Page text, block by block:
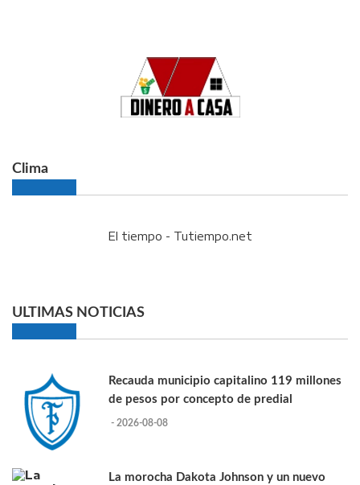
Clima
El tiempo - Tutiempo.net
ULTIMAS NOTICIAS
Recauda municipio capitalino 119 millones
de pesos por concepto de predial
- 2026-08-08
La morocha Dakota Johnson y un nuevo